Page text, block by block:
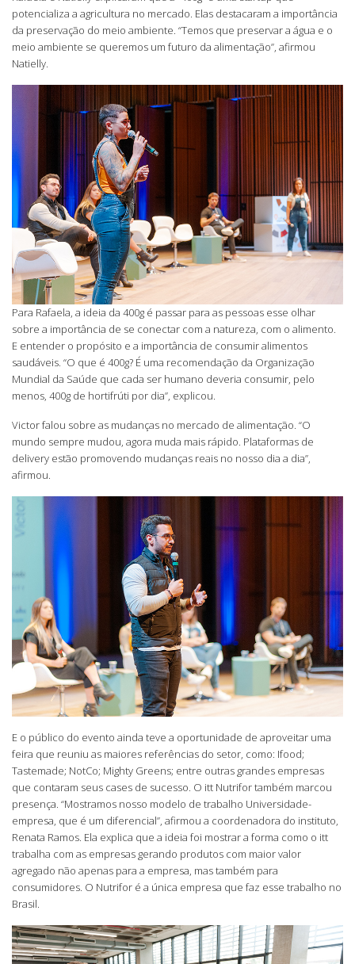
potencializa a agricultura no mercado. Elas destacaram a importância
da preservação do meio ambiente. “Temos que preservar a água e o
meio ambiente se queremos um futuro da alimentação”, afirmou
Natielly.
Para Rafaela, a ideia da 400g é passar para as pessoas esse olhar
sobre a importância de se conectar com a natureza, com o alimento.
E entender o propósito e a importância de consumir alimentos
saudáveis. “O que é 400g? É uma recomendação da Organização
Mundial da Saúde que cada ser humano deveria consumir, pelo
menos, 400g de hortifrúti por dia”, explicou.
Victor falou sobre as mudanças no mercado de alimentação. “O
mundo sempre mudou, agora muda mais rápido. Plataformas de
delivery estão promovendo mudanças reais no nosso dia a dia”,
afirmou.
E o público do evento ainda teve a oportunidade de aproveitar uma
feira que reuniu as maiores referências do setor, como: Ifood;
Tastemade; NotCo; Mighty Greens; entre outras grandes empresas
que contaram seus cases de sucesso. O itt Nutrifor também marcou
presença. “Mostramos nosso modelo de trabalho Universidade-
empresa, que é um diferencial”, afirmou a coordenadora do instituto,
Renata Ramos. Ela explica que a ideia foi mostrar a forma como o itt
trabalha com as empresas gerando produtos com maior valor
agregado não apenas para a empresa, mas também para
consumidores. O Nutrifor é a única empresa que faz esse trabalho no
Brasil.